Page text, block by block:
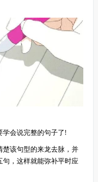
会说完整的句子了!
该句型的来龙去脉，并
句，这样就能弥补平时应